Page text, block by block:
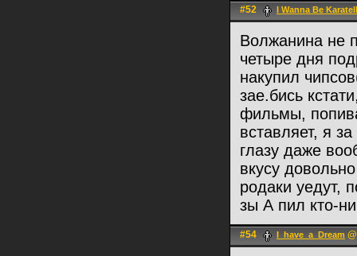
#52 I Wanna Be
Волжанина не
четыре дня
накупил
зае.бись
фильмы,
вставляет, я
глазу даже
вкусу
родаки уедут,
зы А пил кто-
#54 I_have_a_Dream